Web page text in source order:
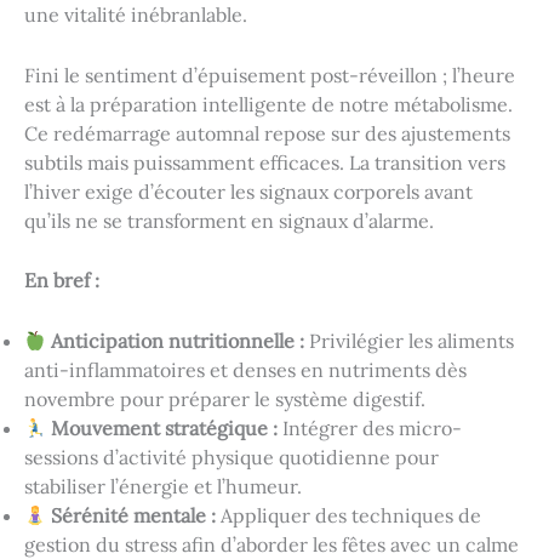
une vitalité inébranlable.
Fini le sentiment d’épuisement post-réveillon ; l’heure
est à la préparation intelligente de notre métabolisme.
Ce redémarrage automnal repose sur des ajustements
subtils mais puissamment efficaces. La transition vers
l’hiver exige d’écouter les signaux corporels avant
qu’ils ne se transforment en signaux d’alarme.
En bref :
Anticipation nutritionnelle : Privilégier les aliments
anti-inflammatoires et denses en nutriments dès
novembre pour préparer le système digestif.
Mouvement stratégique : Intégrer des micro-
sessions d’activité physique quotidienne pour
stabiliser l’énergie et l’humeur.
Sérénité mentale : Appliquer des techniques de
gestion du stress afin d’aborder les fêtes avec un calme